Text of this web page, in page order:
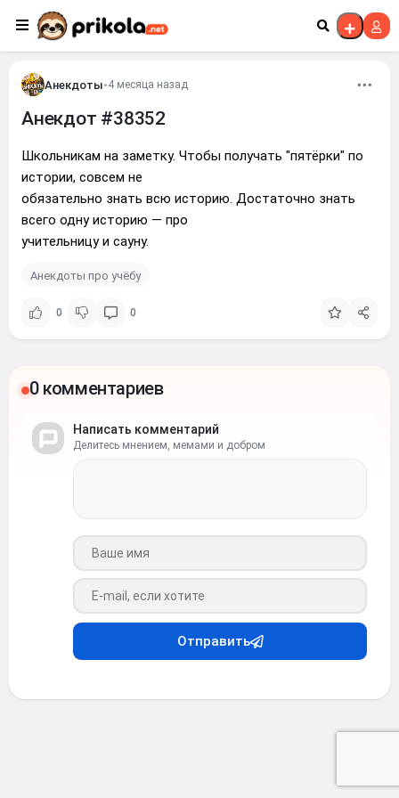
Перейти к контенту
Анекдоты•4 месяца назад
Анекдот #38352
Школьникам на заметку. Чтобы получать "пятёрки" по
истории, совсем не
обязательно знать всю историю. Достаточно знать
всего одну историю — про
учительницу и сауну.
Анекдоты про учёбу
0 0
0 комментариев
Написать комментарий
Делитесь мнением, мемами и добром
Ваше имя
Ваш e-mail
Отправить